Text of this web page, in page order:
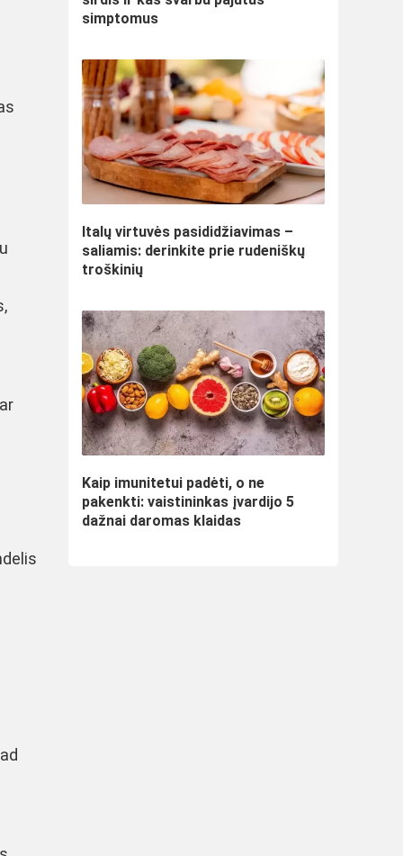
simptomus
Italų virtuvės pasididžiavimas –
saliamis: derinkite prie rudeniškų
troškinių
Kaip imunitetui padėti, o ne
pakenkti: vaistininkas įvardijo 5
dažnai daromas klaidas